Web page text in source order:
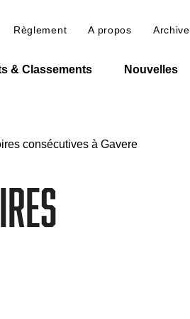
Règlement A propos Archive
& Classements Nouvelles
consécutives à Gavere